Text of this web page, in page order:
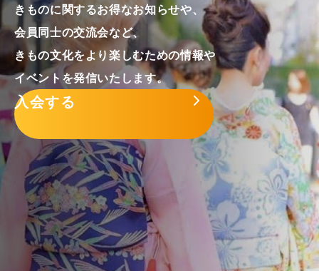
きものに関するお得なお知らせや、
会員同士の交流会など、
きもの文化をより楽しむための情報や
イベントを発信いたします。
入会する